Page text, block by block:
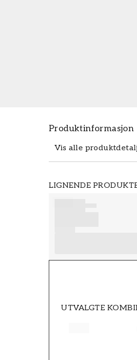
Produktinformasjon
Vis alle
LIGNENDE
UTVALGTE